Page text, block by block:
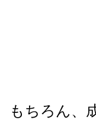
もちろん、